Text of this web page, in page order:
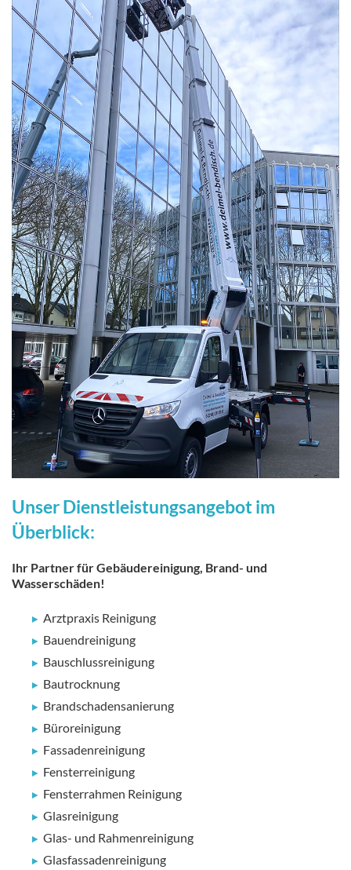
Unser Dienstleistungsangebot im
Überblick:
Ihr Partner für Gebäudereinigung, Brand- und
Wasserschäden!
Arztpraxis Reinigung
Bauendreinigung
Bauschlussreinigung
Bautrocknung
Brandschadensanierung
Büroreinigung
Fassadenreinigung
Fensterreinigung
Fensterrahmen Reinigung
Glasreinigung
Glas- und Rahmenreinigung
Glasfassadenreinigung